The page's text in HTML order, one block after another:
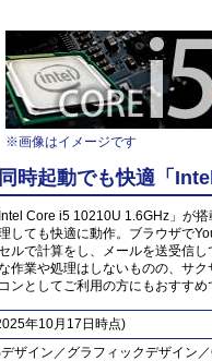
※画像はイメージです
時起動でも快適「
Core i5 10210U 1.6GHz」が
しても快適に動作。ブラウザで
ルで計算をし、メールを送受信し
作業や処理はしないものの、サ
ンとしてご利用の方にもおすすめ
年10月17日時点)
ザイン／グラフィックデザイン